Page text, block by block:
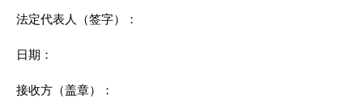
法定代表人（签字）：
日期：
接收方（盖章）：